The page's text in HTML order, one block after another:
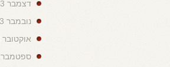
דצמבר 2023
נובמבר 2023
אוקטובר 2023
ספטמבר 2023